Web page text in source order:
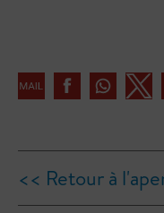
<< Retour à